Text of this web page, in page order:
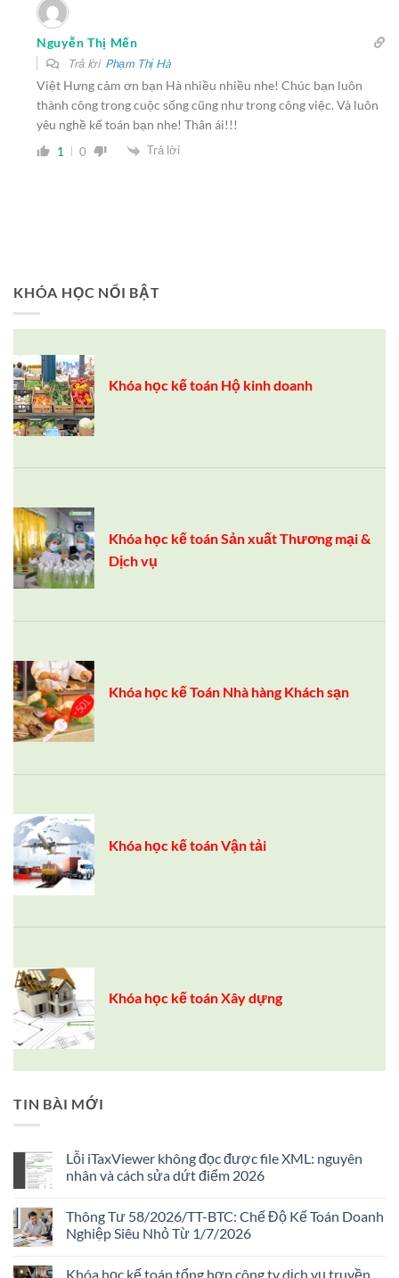
Nguyễn Thị Mến
Trả lời Phạm Thị Hà
Việt Hưng cảm ơn bạn Hà nhiều nhiều nhe! Chúc bạn luôn
thành công trong cuộc sống cũng như trong công việc. Và luôn
yêu nghề kế toán bạn nhe! Thân ái!!!
1 0 Trả lời
KHÓA HỌC NỔI BẬT
Khóa học kế toán Hộ kinh doanh
Khóa học kế toán Sản xuất Thương mại &
Dịch vụ
Khóa học kế Toán Nhà hàng Khách sạn
Khóa học kế toán Vận tải
Khóa học kế toán Xây dựng
TIN BÀI MỚI
Lỗi iTaxViewer không đọc được file XML: nguyên
nhân và cách sửa dứt điểm 2026
bình
luận
ở
không
Thông Tư 58/2026/TT-BTC: Chế Độ Kế Toán Doanh
Nghiệp Siêu Nhỏ Từ 1/7/2026
bình
Khóa học kế toán tổng hợp công ty dịch vụ truyền